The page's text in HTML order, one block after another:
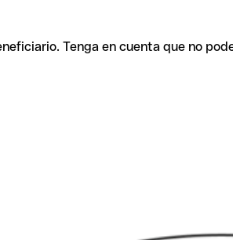
Tenga en cuenta que no